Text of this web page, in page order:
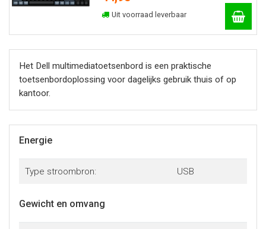
Uit voorraad leverbaar
Het Dell multimediatoetsenbord is een praktische
toetsenbordoplossing voor dagelijks gebruik thuis of op
kantoor.
Energie
Type stroombron: USB
Gewicht en omvang